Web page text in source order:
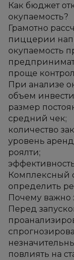
Как бюджет
окупаемость?
Грамотно
пиццерии
окупаемость
проще
При анализе
объем
размер
средний чек;
количество
уровень
роялти;
Комплексный
определить
Почему важно
Перед
повлиять на